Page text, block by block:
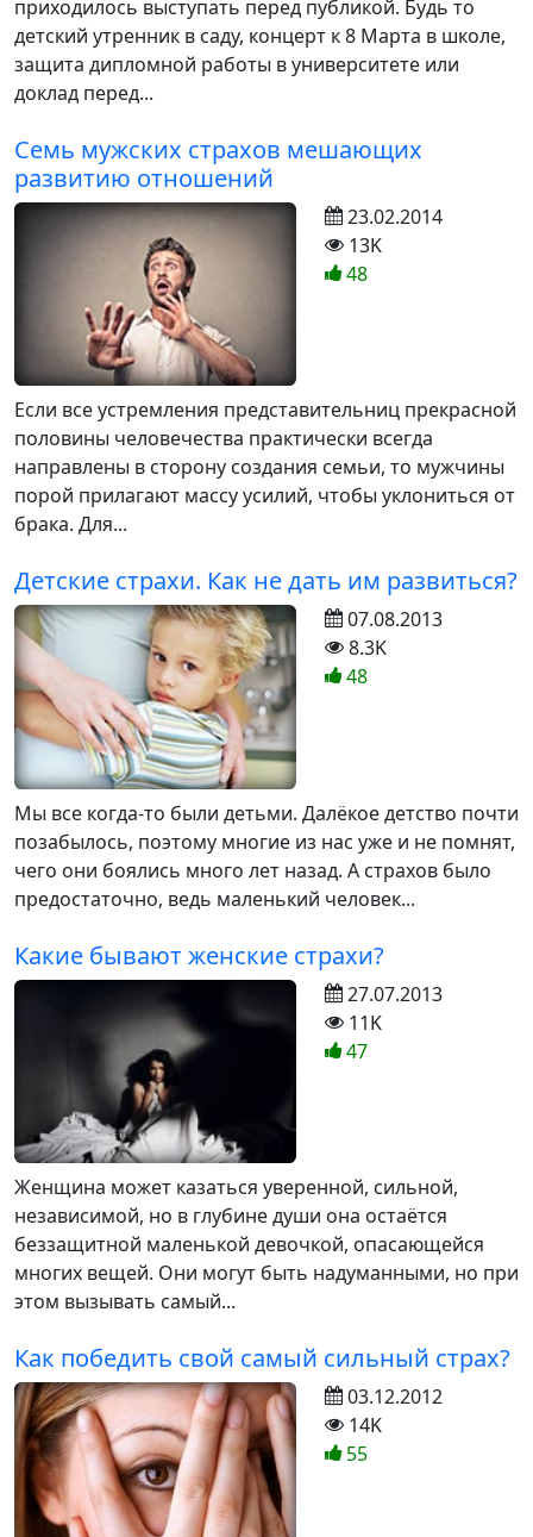
приходилось выступать перед публикой. Будь то
детский утренник в саду, концерт к 8 Марта в школе,
защита дипломной работы в университете или
доклад перед...
Семь мужских страхов мешающих
развитию отношений
Если все устремления представительниц прекрасной
половины человечества практически всегда
направлены в сторону создания семьи, то мужчины
порой прилагают массу усилий, чтобы уклониться от
брака. Для...
23.02.2014
13K
48
Детские страхи. Как не дать им развиться?
Мы все когда-то были детьми. Далёкое детство почти
позабылось, поэтому многие из нас уже и не помнят,
чего они боялись много лет назад. А страхов было
предостаточно, ведь маленький человек...
07.08.2013
8.3K
48
Какие бывают женские страхи?
Женщина может казаться уверенной, сильной,
независимой, но в глубине души она остаётся
беззащитной маленькой девочкой, опасающейся
многих вещей. Они могут быть надуманными, но при
этом вызывать самый...
27.07.2013
11K
47
Как победить свой самый сильный страх?
03.12.2012
14K
55